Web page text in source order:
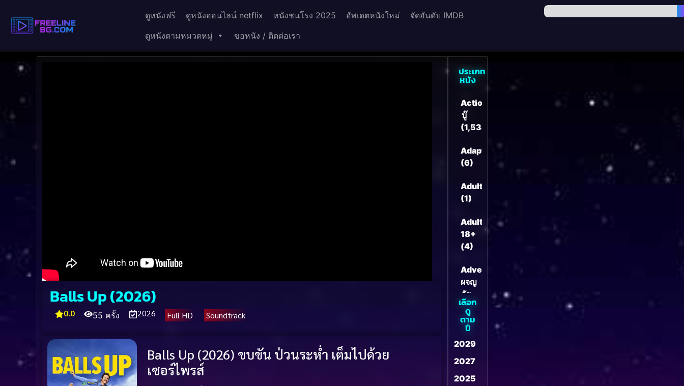
ดูหนังฟรี ดูหนังออนไลน์ netflix หนังชนโรง 2025 อัพเดตหนังใหม่
จัดอันดับ IMDB
ดูหนังตามหมวดหมู่
ขอหนัง / ติดต่อเรา
Balls Up (2026)
0.0 55 ครั้ง 2026 Full HD Soundtrack
Balls Up (2026) ขบขัน ป่วนระห่ำ เต็มไปด้วย
เซอร์ไพรส์
ประเภท
หนัง
Action
บู๊
(1,534)
Adaptation
(6)
Adult
(1)
Adult
18+
(4)
Adventure
ผจญ
ภัย
(870)
Adventure
ผจญ
(82)
เลือก
ดู
ตาม
ปี
2029
2027
2025